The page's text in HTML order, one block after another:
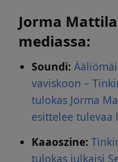
Jorma
mediassa:
Soundi:
vaviskoon –
tulokas Jorma
esittelee tulevaa
Kaaoszine:
tulokas julkaisi